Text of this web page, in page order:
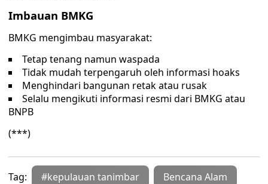
Imbauan BMKG
BMKG mengimbau masyarakat:
Tetap tenang namun waspada
Tidak mudah terpengaruh oleh informasi hoaks
Menghindari bangunan retak atau rusak
Selalu mengikuti informasi resmi dari BMKG atau
BNPB
(***)
Tag: #kepulauan tanimbar Bencana Alam